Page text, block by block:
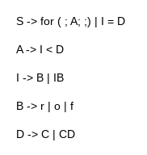
S -> for ( ; A; ;) | I = D
A -> I < D
I -> B | IB
B -> r | o | f
D -> C | CD